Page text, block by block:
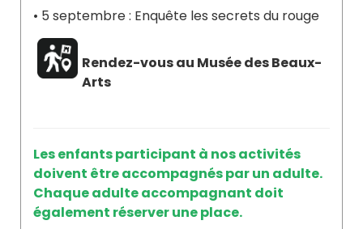
• 5 septembre : Enquête les secrets du rouge
Rendez-vous au Musée des Beaux-
Arts
Les enfants participant à nos activités
doivent être accompagnés par un adulte.
Chaque adulte accompagnant doit
également réserver une place.